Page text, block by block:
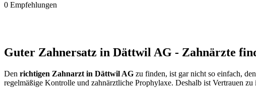
0 Empfehlungen
Guter Zahnersatz in Dättwil AG - Zahnärzte
Den richtigen Zahnarzt in Dättwil AG zu finden, ist gar nicht so einfach,
regelmäßige Kontrolle und zahnärztliche Prophylaxe. Deshalb ist Vertrauen